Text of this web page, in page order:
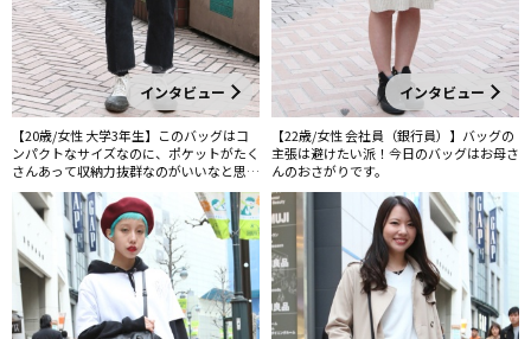
インタビュー
【20歳/女性 大学3年生】このバッグはコ
ンパクトなサイズなのに、ポケットがたく
さんあって収納力抜群なのがいいなと思っ
て買いました。
インタビュー
【22歳/女性 会社員（銀行員）】バッグの
主張は避けたい派！今日のバッグはお母さ
んのおさがりです。